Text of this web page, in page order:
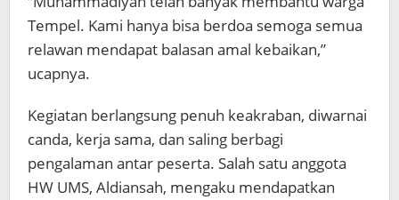
Tempel. Kami hanya bisa berdoa semoga semua
relawan mendapat balasan amal kebaikan,”
ucapnya.
Kegiatan berlangsung penuh keakraban, diwarnai
canda, kerja sama, dan saling berbagi
pengalaman antar peserta. Salah satu anggota
HW UMS, Aldiansah, mengaku mendapatkan